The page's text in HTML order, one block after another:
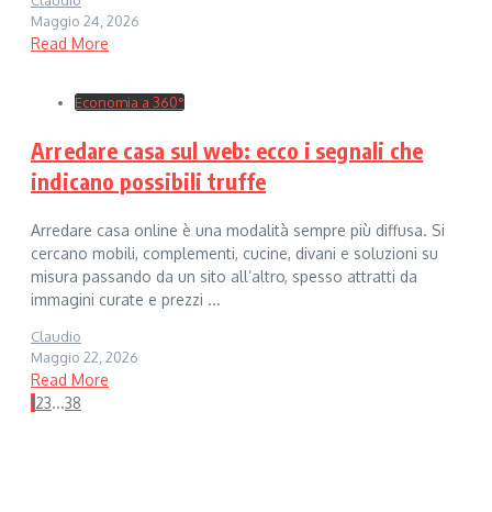
Maggio 24, 2026
Read More
Economia a 360°
Arredare casa sul web: ecco i segnali che
indicano possibili truffe
Arredare casa online è una modalità sempre più diffusa. Si
cercano mobili, complementi, cucine, divani e soluzioni su
misura passando da un sito all’altro, spesso attratti da
immagini curate e prezzi ...
Claudio
Maggio 22, 2026
Read More
123...38